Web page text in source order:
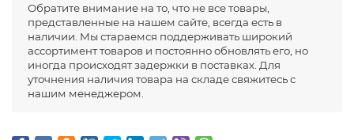
Обратите внимание на то, что не все товары,
представленные на нашем сайте, всегда есть в
наличии. Мы стараемся поддерживать широкий
ассортимент товаров и постоянно обновлять его, но
иногда происходят задержки в поставках. Для
уточнения наличия товара на складе свяжитесь с
нашим менеджером.